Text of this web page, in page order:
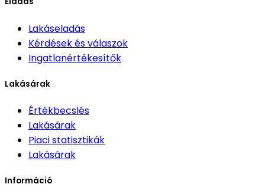
Lakáseladás
Kérdések és válaszok
Ingatlanértékesítők
Lakásárak
Értékbecslés
Lakásárak
Piaci statisztikák
Lakásárak
Információ